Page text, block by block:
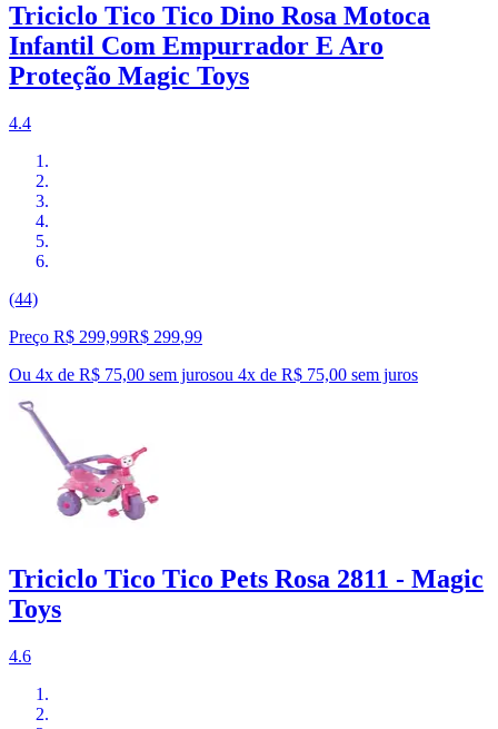
Triciclo Tico Tico Dino Rosa Motoca
Infantil Com Empurrador E Aro
Proteção Magic Toys
4.4
(44)
Preço R$ 299,99R$ 299,99
Ou 4x de R$ 75,00 sem jurosou 4x de R$ 75,00 sem juros
Triciclo Tico Tico Pets Rosa 2811 - Magic
Toys
4.6